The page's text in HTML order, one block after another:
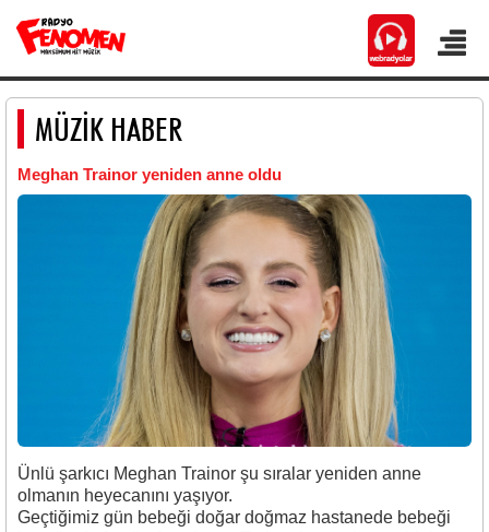
MÜZİK HABER
Meghan Trainor yeniden anne oldu
Ünlü şarkıcı Meghan Trainor şu sıralar yeniden anne
olmanın heyecanını yaşıyor.
Geçtiğimiz gün bebeği doğar doğmaz hastanede bebeği